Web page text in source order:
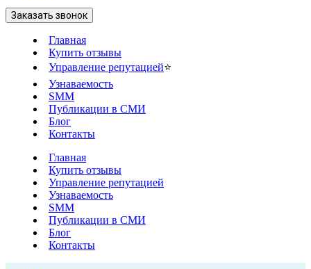
Заказать звонок
Главная
Купить отзывы
Управление репутацией⭐
Узнаваемость
SMM
Публикации в СМИ
Блог
Контакты
Главная
Купить отзывы
Управление репутацией
Узнаваемость
SMM
Публикации в СМИ
Блог
Контакты